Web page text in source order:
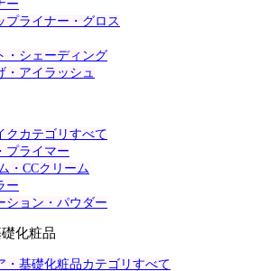
ー
プライナー・グロス
・シェーディング
・アイラッシュ
クカテゴリすべて
プライマー
・CCクリーム
ー
ション・パウダー
化粧品
・基礎化粧品カテゴリすべて